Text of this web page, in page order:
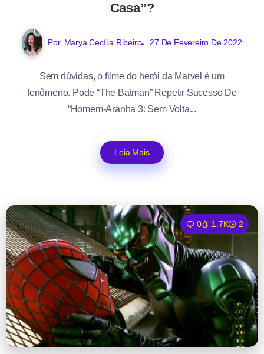
Casa”?
Por Marya Cecília Ribeiro 27 De Fevereiro De 2022
Sem dúvidas, o filme do herói da Marvel é um
fenômeno. Pode “The Batman” Repetir Sucesso De
“Homem-Aranha 3: Sem Volta...
Leia Mais
0 1.7K 2